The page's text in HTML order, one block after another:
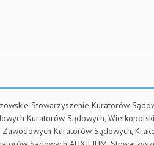
Stowarzyszenie Kuratorów
Kuratorów Sądowych,
Kuratorów Sądowych,